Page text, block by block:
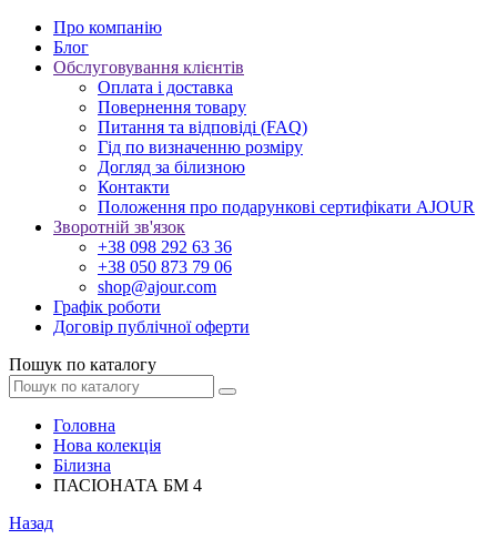
Про компанію
Блог
Обслуговування клієнтів
Оплата і доставка
Повернення товару
Питання та відповіді (FAQ)
Гід по визначенню розміру
Догляд за білизною
Контакти
Положення про подарункові сертифікати AJOUR
Зворотній зв'язок
+38 098 292 63 36
+38 050 873 79 06
shop@ajour.com
Графік роботи
Договір публічної оферти
Пошук по каталогу
Головна
Нова колекція
Білизна
ПАСІОНАТА БМ 4
Назад